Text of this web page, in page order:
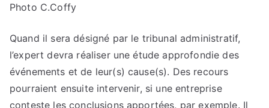
Photo C.Coffy
Quand il sera désigné par le tribunal administratif,
l’expert devra réaliser une étude approfondie des
événements et de leur(s) cause(s). Des recours
pourraient ensuite intervenir, si une entreprise
conteste les conclusions apportées, par exemple. Il